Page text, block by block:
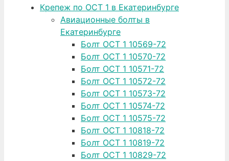
Крепеж по ОСТ 1 в Екатеринбурге
Авиационные болты в
Екатеринбурге
Болт ОСТ 1 10569-72
Болт ОСТ 1 10570-72
Болт ОСТ 1 10571-72
Болт ОСТ 1 10572-72
Болт ОСТ 1 10573-72
Болт ОСТ 1 10574-72
Болт ОСТ 1 10575-72
Болт ОСТ 1 10818-72
Болт ОСТ 1 10819-72
Болт ОСТ 1 10829-72